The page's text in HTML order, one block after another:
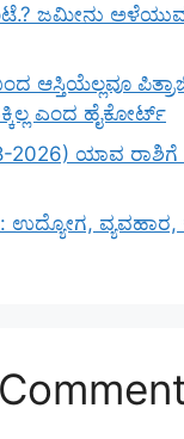
ಜಮೀನು
ಆಸ್ತಿಯೆಲ್ಲವೂ
ಎಂದ ಹೈಕೋರ್ಟ್
2026) ಯಾವ ರಾಶಿಗೆ
ಉದ್ಯೋಗ, ವ್ಯವಹಾರ,